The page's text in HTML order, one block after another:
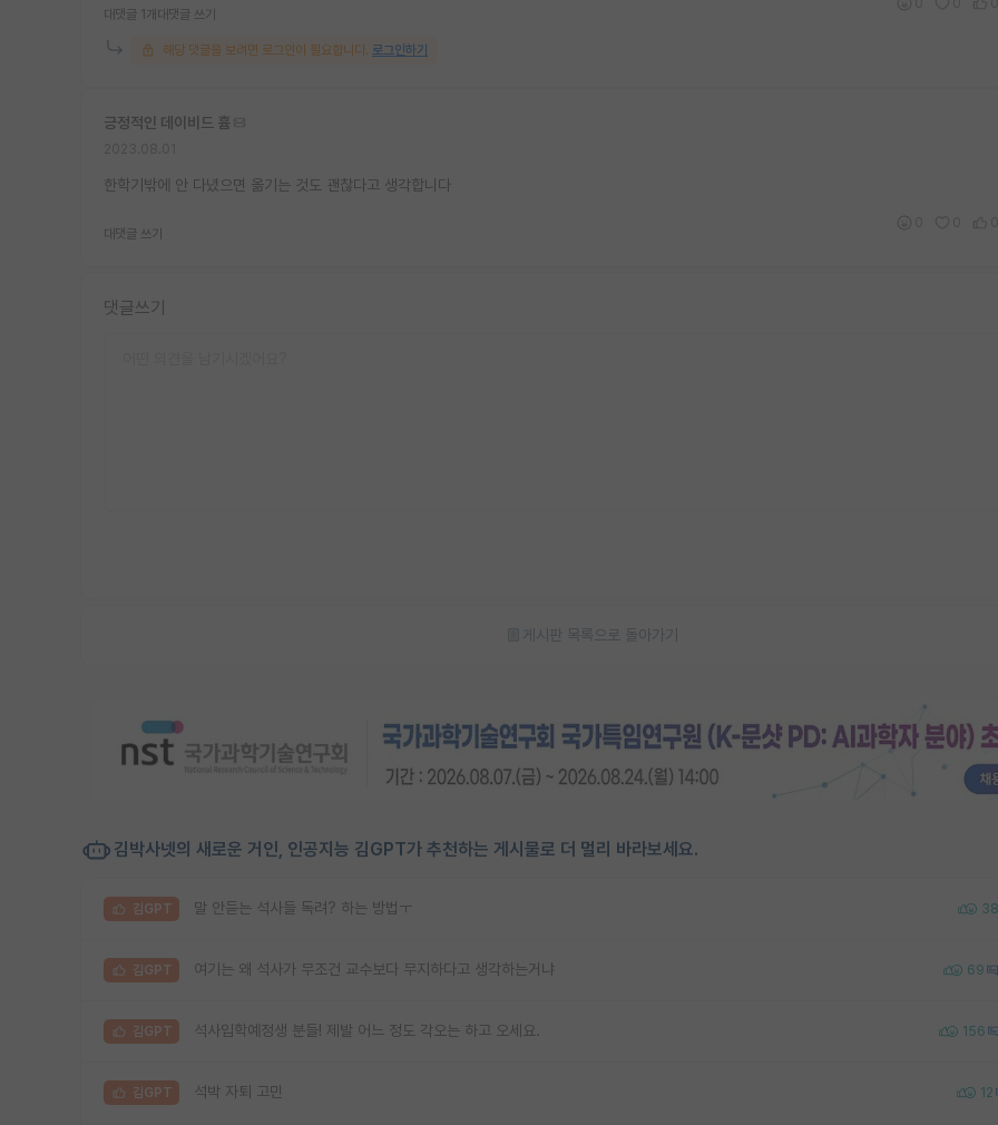
대댓글 1개 대댓글 쓰기
해당 댓글을 보려면 로그인이 필요합니다. 로그인하기
긍정적인 데이비드 흄
한학기밖에 안 다녔으면 옮기는 것도 괜찮다고 생각합니다
대댓글 쓰기
댓글쓰기
게시판 목록으로 돌아가기
김박사넷의 새로운 거인, 인공지능 김GPT가 추천하는 게시물로 더 멀리 바라보세요.
김GPT 말 안듣는 석사들 독려? 하는 방법ㅜ 38
김GPT 여기는 왜 석사가 무조건 교수보다 무지하다고 생각하는거냐 69
김GPT 석사입학예정생 분들! 제발 어느 정도 각오는 하고 오세요. 156
김GPT 석박 자퇴 고민 12